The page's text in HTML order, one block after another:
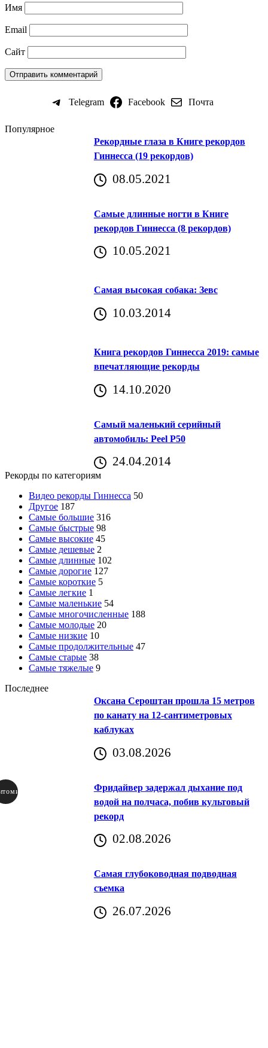
Имя
Email
Сайт
Telegram Facebook Почта
Популярное
Рекордные глаза в Книге рекордов
Гиннесса (19 рекордов)
08.05.2021
Самые длинные ногти в Книге
рекордов Гиннесса (8 рекордов)
10.05.2021
Самая высокая собака: Зевс
10.03.2014
Книга рекордов Гиннесса 2019: самые
впечатляющие рекорды
14.10.2020
Самый маленький серийный
автомобиль: Peel P50
24.04.2014
Рекорды по категориям
Видео рекорды Гиннесса 50
Другое 187
Самые большие 316
Самые быстрые 98
Самые высокие 45
Самые дешевые 2
Самые длинные 102
Самые дорогие 127
Самые короткие 5
Самые легкие 1
Самые маленькие 54
Самые многочисленные 188
Самые молодые 20
Самые низкие 10
Самые продолжительные 47
Самые старые 38
Самые тяжелые 9
Последнее
Оксана Сероштан прошла 15 метров
по канату на 12-сантиметровых
каблуках
03.08.2026
Фридайвер задержал дыхание под
водой на полчаса, побив культовый
рекорд
02.08.2026
Самая глубоководная подводная
съемка
26.07.2026